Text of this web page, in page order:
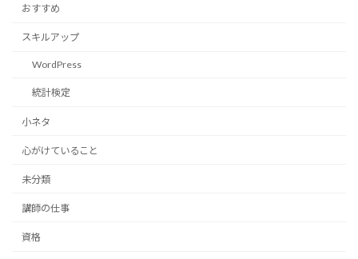
おすすめ
スキルアップ
WordPress
統計検定
小ネタ
心がけていること
未分類
講師の仕事
資格